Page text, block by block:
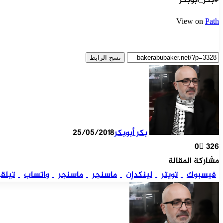
View onPath
نسخ الرابط
بكر أبوبكر25/05/2018
0 326
مشاركة المقالة
فيسبوك
تويتر لينكدإن ماسنجر ماسنجر واتساب